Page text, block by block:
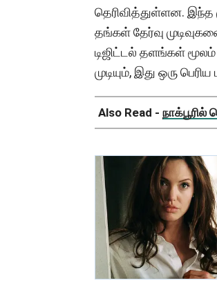
தெரிவித்துள்ளன. இந்த
தங்கள் தேர்வு
டிஜிட்டல் தளங்கள்
முடியும், இது ஒரு
Also Read - நாக்பூரில்